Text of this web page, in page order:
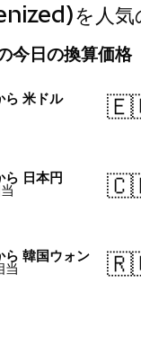
を人気
今日の換算価格
米ドル
日本円
韓国ウォン
当